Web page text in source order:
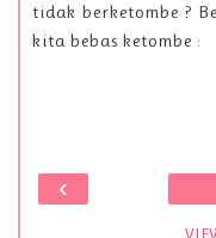
tidak berketombe ?
kita bebas ketombe :
‹